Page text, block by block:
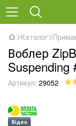
Каталог
Воблер
Suspending
Артикул: 29052
Відео